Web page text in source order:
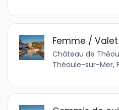
Femme /
Château de
Théoule-sur-Mer,